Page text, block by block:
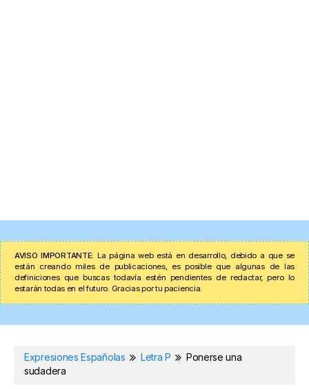
AVISO IMPORTANTE: La página web está en desarrollo, debido a que se
están creando miles de publicaciones, es posible que algunas de las
definiciones que buscas todavía estén pendientes de redactar, pero lo
estarán todas en el futuro. Gracias por tu paciencia.
Expresiones Españolas Letra P
Ponerse una
sudadera